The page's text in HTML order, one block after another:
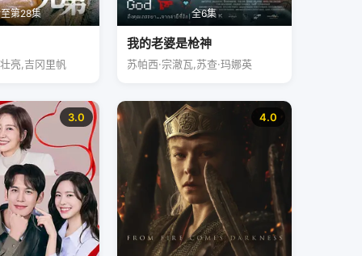
第28集
亮,吉冈里帆
全6集
我的老婆是枪神
苏帕西·宗澈瓦,苏查·玛娜英
3.0 4.0